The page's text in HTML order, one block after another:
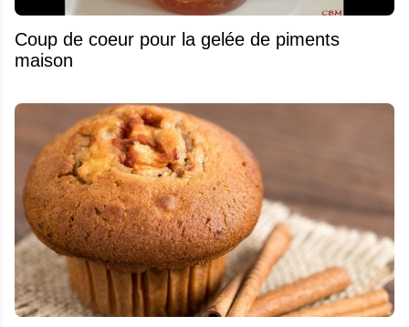
Coup de coeur pour la gelée de piments
maison